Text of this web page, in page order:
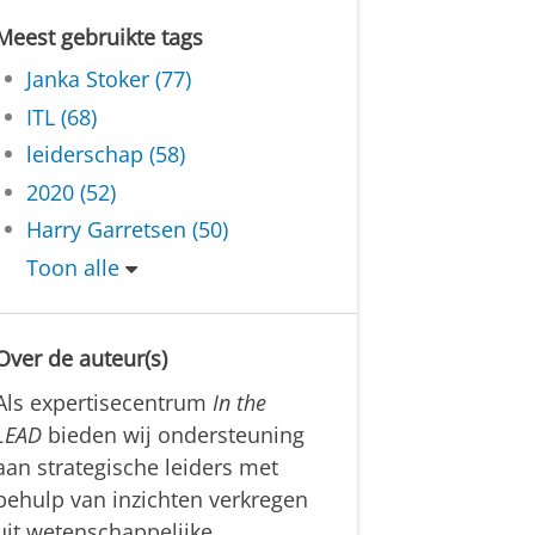
gebruikte tags
Janka Stoker (77)
ITL (68)
leiderschap (58)
2020 (52)
Harry Garretsen (50)
Toon alle
de auteur(s)
expertisecentrumIn the
bieden wij ondersteuning
strategische leiders met
van inzichten verkregen